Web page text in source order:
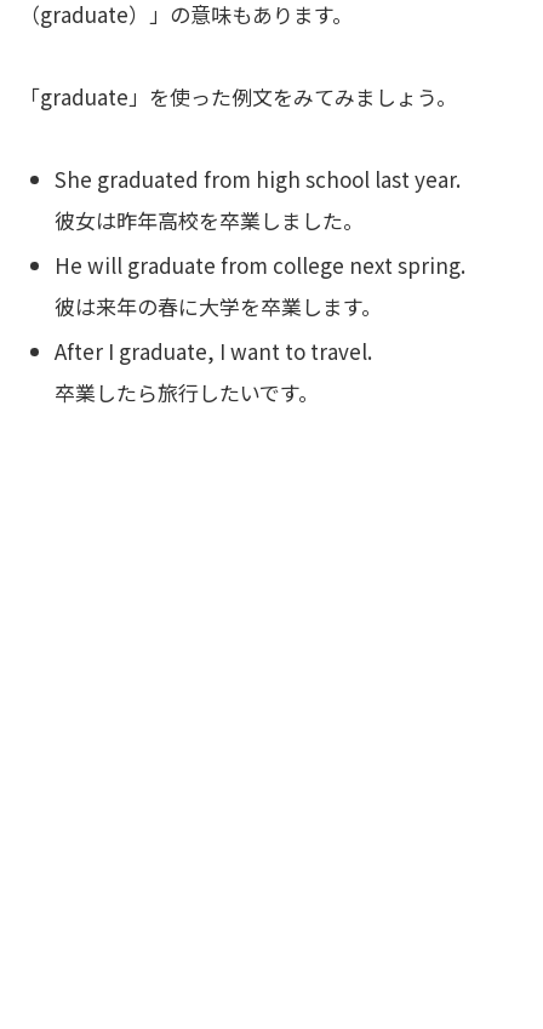
（graduate）」の意味もあります。
「graduate」を使った例文をみてみましょう。
She graduated from high school last year.
彼女は昨年高校を卒業しました。
He will graduate from college next spring.
彼は来年の春に大学を卒業します。
After I graduate, I want to travel.
卒業したら旅行したいです。